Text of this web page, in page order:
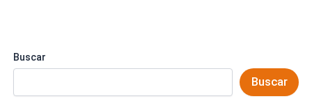
Buscar
Buscar